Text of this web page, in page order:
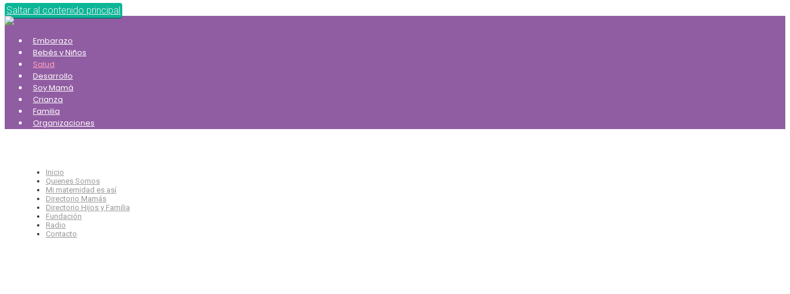
Saltar al contenido principal
Embarazo
Bebés y Niños
Salud
Desarrollo
Soy Mamá
Crianza
Familia
Organizaciones
Inicio
Quienes Somos
Mi maternidad es así
Directorio Mamás
Directorio Hijos y Familia
Fundación
Radio
Contacto